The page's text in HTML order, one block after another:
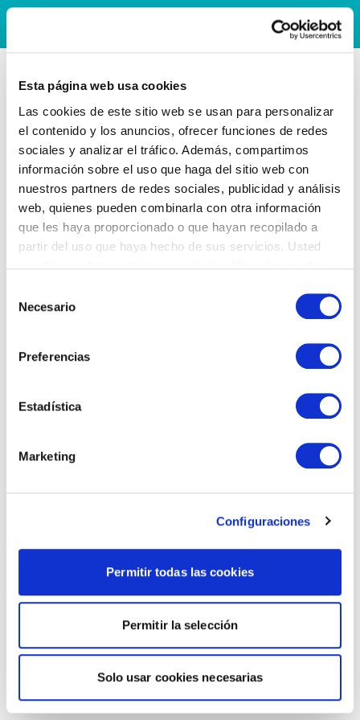
Esta página web usa cookies
Las cookies de este sitio web se usan para personalizar
el contenido y los anuncios, ofrecer funciones de redes
sociales y analizar el tráfico. Además, compartimos
información sobre el uso que haga del sitio web con
nuestros partners de redes sociales, publicidad y análisis
web, quienes pueden combinarla con otra información
que les haya proporcionado o que hayan recopilado a
partir del uso que haya hecho de sus servicios. Usted
Necesario
Preferencias
Estadística
Marketing
Configuraciones
Permitir todas las cookies
Permitir la selección
Solo usar cookies necesarias